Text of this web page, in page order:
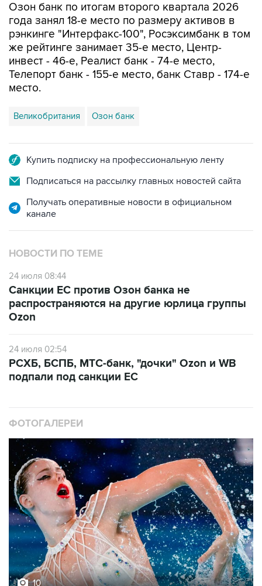
Озон банк по итогам второго квартала 2026
года занял 18-е место по размеру активов в
рэнкинге "Интерфакс-100", Росэксимбанк в том
же рейтинге занимает 35-е место, Центр-
инвест - 46-е, Реалист банк - 74-е место,
Телепорт банк - 155-е место, банк Ставр - 174-е
место.
Великобритания Озон банк
Купить подписку на профессиональную ленту
Подписаться на рассылку главных новостей сайта
Получать оперативные новости в официальном
канале
НОВОСТИ ПО ТЕМЕ
24 июля 08:44
Санкции ЕС против Озон банка не
распространяются на другие юрлица группы
Ozon
24 июля 02:54
РСХБ, БСПБ, МТС-банк, "дочки" Ozon и WB
подпали под санкции ЕС
ФОТОГАЛЕРЕИ
10